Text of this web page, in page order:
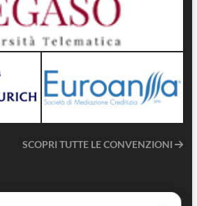
SCOPRI TUTTE LE CONVENZIONI